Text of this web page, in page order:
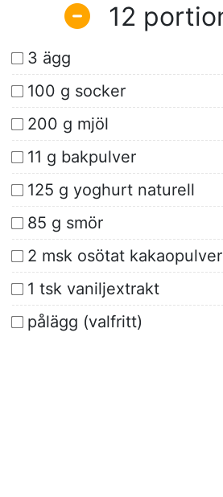
12
3 ägg
100 g socker
200 g mjöl
11 g bakpulver
125 g yoghurt naturell
85 g smör
2 msk osötat kakaopulver
1 tsk vaniljextrakt
pålägg (valfritt)